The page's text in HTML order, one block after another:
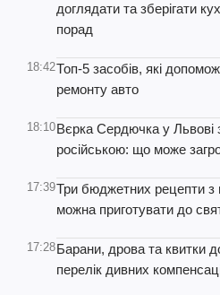
доглядати та зберігати
порад
18:42Топ-5 засобів, які
ремонту авто
18:10Вєрка Сердючка у Львові
російською: що може
17:39Три бюджетних рецепти з
можна приготувати до
17:28Барани, дрова та квитки
перелік дивних